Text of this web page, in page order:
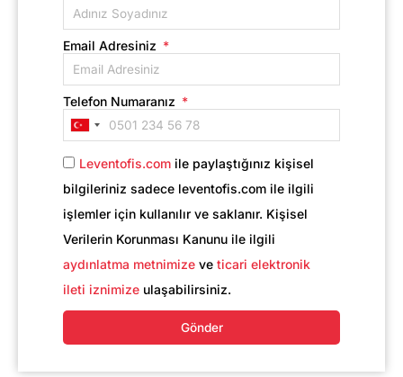
Email Adresiniz
Telefon Numaranız
Turkey
+90
Leventofis.com ile paylaştığınız kişisel
bilgileriniz sadece leventofis.com ile ilgili
işlemler için kullanılır ve saklanır. Kişisel
Verilerin Korunması Kanunu ile ilgili
aydınlatma metnimize ve ticari elektronik
ileti iznimize ulaşabilirsiniz.
Gönder